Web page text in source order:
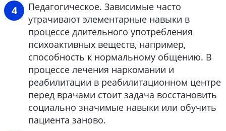
Педагогическое. Зависимые часто
утрачивают элементарные навыки в
процессе длительного употребления
психоактивных веществ, например,
способность к нормальному общению. В
процессе лечения наркомании и
реабилитации в реабилитационном центре
перед врачами стоит задача восстановить
социально значимые навыки или обучить
пациента заново.